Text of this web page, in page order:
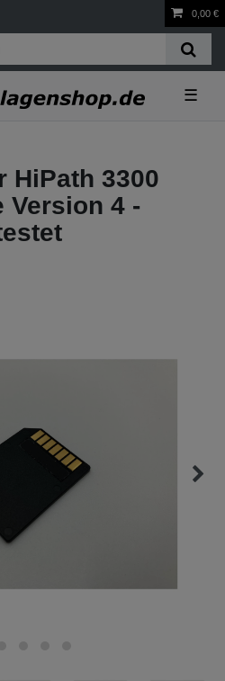
0,00 €
☰
HiPath 3300
Version 4 -